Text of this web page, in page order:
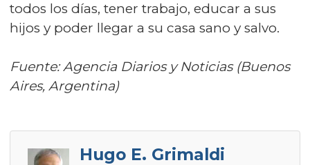
todos los días, tener trabajo, educar a sus
hijos y poder llegar a su casa sano y salvo.
Fuente: Agencia Diarios y Noticias (Buenos
Aires, Argentina)
Hugo E. Grimaldi